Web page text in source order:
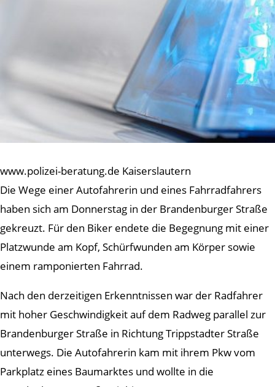
www.polizei-beratung.de Kaiserslautern
Die Wege einer Autofahrerin und eines Fahrradfahrers
haben sich am Donnerstag in der Brandenburger Straße
gekreuzt. Für den Biker endete die Begegnung mit einer
Platzwunde am Kopf, Schürfwunden am Körper sowie
einem ramponierten Fahrrad.
Nach den derzeitigen Erkenntnissen war der Radfahrer
mit hoher Geschwindigkeit auf dem Radweg parallel zur
Brandenburger Straße in Richtung Trippstadter Straße
unterwegs. Die Autofahrerin kam mit ihrem Pkw vom
Parkplatz eines Baumarktes und wollte in die